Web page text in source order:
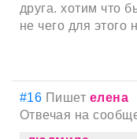
друга. хотим что
не чего для этого
#16 Пишет елена
Отвечая на